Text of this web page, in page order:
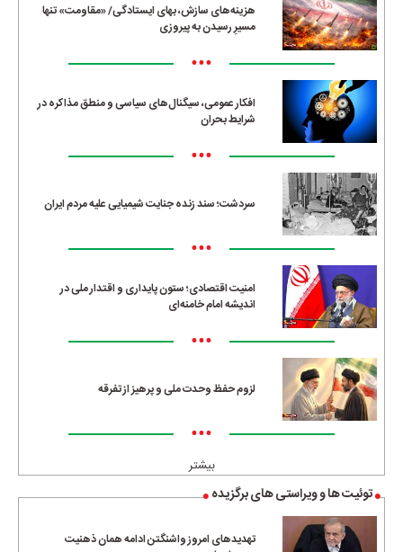
هزینه‌های سازش، بهای ایستادگی/ «مقاومت» تنها
مسیرِ رسیدن به پیروزی
•••
افکار عمومی، سیگنال‌های سیاسی و منطق مذاکره در
شرایط بحران
•••
سردشت؛ سند زنده جنایت شیمیایی علیه مردم ایران
•••
امنیت اقتصادی؛ ستون پایداری و اقتدار ملی در
اندیشه امام خامنه‌ای
•••
لزوم حفظ وحدت ملی و پرهیز از تفرقه
•••
بیشتر
توئیت ها و ویراستی های برگزیده
تهدیدهای امروز واشنگتن ادامه همان ذهنیت